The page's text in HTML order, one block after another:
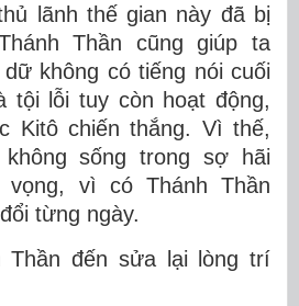
lãnh thế gian này đã bị
Thần cũng giúp ta
không có tiếng nói cuối
tội lỗi tuy còn hoạt động,
Kitô chiến thắng. Vì thế,
sống trong sợ hãi
vọng, vì có Thánh Thần
từng ngày.
Thần đến sửa lại lòng trí